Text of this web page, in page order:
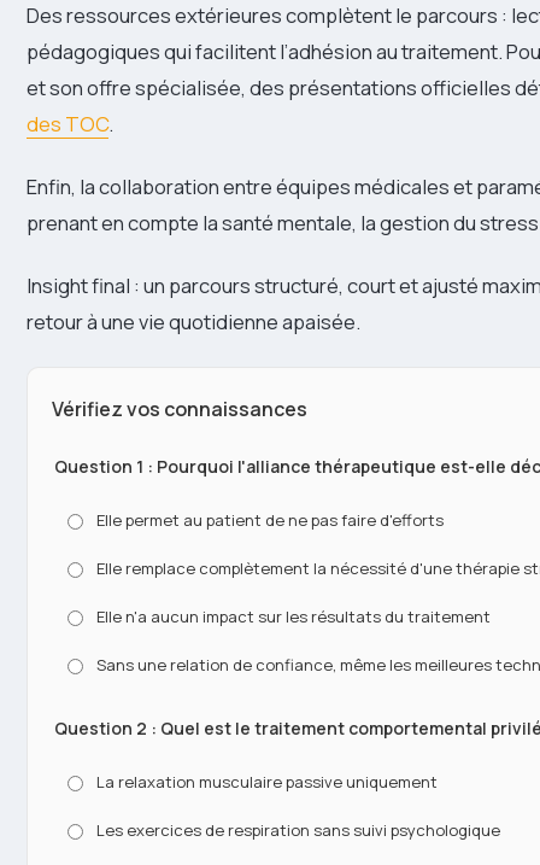
Des ressources extérieures complètent le parcours :
pédagogiques qui facilitent l’adhésion au traitement.
et son offre spécialisée, des présentations officielles
des TOC.
Enfin, la collaboration entre équipes médicales et
prenant en compte la santé mentale, la gestion du
Insight final : un parcours structuré, court et ajusté
retour à une vie quotidienne apaisée.
Vérifiez vos connaissances
Question 1 : Pourquoi l'alliance thérapeutique est-elle
Elle permet au patient de ne pas faire d'efforts
Elle remplace complètement la nécessité d'une thérapie
Elle n'a aucun impact sur les résultats du traitement
Sans une relation de confiance, même les meilleures
Question 2 : Quel est le traitement comportemental
La relaxation musculaire passive uniquement
Les exercices de respiration sans suivi psychologique